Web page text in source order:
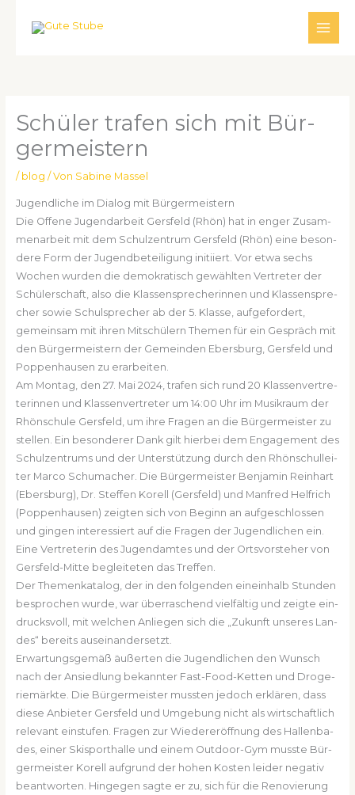
Schü­ler tra­fen sich mit Bür­
ger­meis­tern
/ blog / Von Sabine Massel
Jugend­li­che im Dia­log mit Bür­ger­meis­tern
Die Offe­ne Jugend­ar­beit Gers­feld (Rhön) hat in enger Zusam­
men­ar­beit mit dem Schul­zen­trum Gers­feld (Rhön) eine beson­
de­re Form der Jugend­be­tei­li­gung initi­iert. Vor etwa sechs
Wochen wur­den die demo­kra­tisch gewähl­ten Ver­tre­ter der
Schü­ler­schaft, also die Klas­sen­spre­che­rin­nen und Klas­sen­spre­
cher sowie Schul­spre­cher ab der 5. Klas­se, auf­ge­for­dert,
gemein­sam mit ihren Mit­schü­lern The­men für ein Gespräch mit
den Bür­ger­meis­tern der Gemein­den Ebers­burg, Gers­feld und
Pop­pen­hau­sen zu erar­bei­ten.
Am Mon­tag, den 27. Mai 2024, tra­fen sich rund 20 Klas­sen­ver­tre­
te­rin­nen und Klas­sen­ver­tre­ter um 14:00 Uhr im Musik­raum der
Rhön­schu­le Gers­feld, um ihre Fra­gen an die Bür­ger­meis­ter zu
stel­len. Ein beson­de­rer Dank gilt hier­bei dem Enga­ge­ment des
Schul­zen­trums und der Unter­stüt­zung durch den Rhön­schul­lei­
ter Mar­co Schu­ma­cher. Die Bür­ger­meis­ter Ben­ja­min Rein­hart
(Ebers­burg), Dr. Stef­fen Kor­ell (Gers­feld) und Man­fred Helf­rich
(Pop­pen­hau­sen) zeig­ten sich von Beginn an auf­ge­schlos­sen
und gin­gen inter­es­siert auf die Fra­gen der Jugend­li­chen ein.
Eine Ver­tre­te­rin des Jugend­am­tes und der Orts­vor­ste­her von
Gers­feld-Mit­te beglei­te­ten das Tref­fen.
Der The­men­ka­ta­log, der in den fol­gen­den ein­ein­halb Stun­den
bespro­chen wur­de, war über­ra­schend viel­fäl­tig und zeig­te ein­
drucks­voll, mit wel­chen Anlie­gen sich die „Zukunft unse­res Lan­
des“ bereits aus­ein­an­der­setzt.
Erwar­tungs­ge­mäß äußer­ten die Jugend­li­chen den Wunsch
nach der Ansied­lung bekann­ter Fast-Food-Ket­ten und Dro­ge­
rie­märk­te. Die Bür­ger­meis­ter muss­ten jedoch erklä­ren, dass
die­se Anbie­ter Gers­feld und Umge­bung nicht als wirt­schaft­lich
rele­vant ein­stu­fen. Fra­gen zur Wie­der­eröff­nung des Hal­len­ba­
des, einer Ski­sport­hal­le und einem Out­door-Gym muss­te Bür­
ger­meis­ter Kor­ell auf­grund der hohen Kos­ten lei­der nega­tiv
beant­wor­ten. Hin­ge­gen sag­te er zu, sich für die Reno­vie­rung